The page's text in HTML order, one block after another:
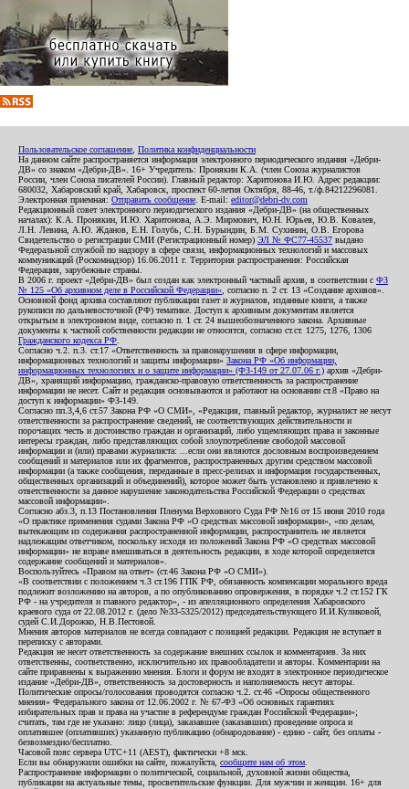
Пользовательское соглашение Политика конфиденциальности
На данном сайте распространяется информация электронного периодического издания «Дебри-
ДВ» со знаком «Дебри-ДВ». 16+ Учредитель: Пронякин К.А. (член Союза журналистов
России, член Союза писателей России). Главный редактор: Харитонова И.Ю. Адрес редакции:
680032, Хабаровский край, Хабаровск, проспект 60-летия Октября, 88-46, т./ф.84212296081.
Электронная приемная: Отправить сообщение . E-mail: editor@debri-dv.com
Редакционный совет электронного периодического издания «Дебри-ДВ» (на общественных
началах): К.А. Пронякин, И.Ю. Харитонова, А.Э. Мирмович, Ю.Н. Юрьев, Ю.В. Ковалев,
Л.Н. Левина, А.Ю. Жданов, Е.Н. Голубь, С.Н. Бурындин, Б.М. Сухинин, О.В. Егорова
Свидетельство о регистрации СМИ (Регистрационный номер) ЭЛ № ФС77-45537 выдано
Федеральной службой по надзору в сфере связи, информационных технологий и массовых
коммуникаций (Роскомнадзор) 16.06.2011 г. Территория распространения: Российская
Федерация, зарубежные страны.
В 2006 г. проект «Дебри-ДВ» был создан как электронный частный архив, в соответствии с ФЗ
№ 125 «Об архивном деле в Российской Федерации» , согласно п. 2 ст. 13 «Создание архивов».
Основной фонд архива составляют публикации газет и журналов, изданные книги, а также
рукописи по дальневосточной (РФ) тематике. Доступ к архивным документам является
открытым в электронном виде, согласно п. 1 ст. 24 вышеобозначенного закона. Архивные
документы к частной собственности редакции не относятся, согласно ст.ст. 1275, 1276, 1306
Гражданского кодекса РФ
Согласно ч.2. п.3. ст.17 «Ответственность за правонарушения в сфере информации,
информационных технологий и защиты информации» Закона РФ «Об информации,
информационных технологиях и о защите информации» (ФЗ-149 от 27.07.06 г.) архив «Дебри-
ДВ», хранящий информацию, гражданско-правовую ответственность за распространение
информации не несет. Сайт и редакция основываются и работают на основании ст.8 «Право на
доступ к информации» ФЗ-149.
Согласно пп.3,4,6 ст.57 Закона РФ «О СМИ», «Редакция, главный редактор, журналист не несут
ответственности за распространение сведений, не соответствующих действительности и
порочащих честь и достоинство граждан и организаций, либо ущемляющих права и законные
интересы граждан, либо представляющих собой злоупотребление свободой массовой
информации и (или) правами журналиста: ...если они являются дословным воспроизведением
сообщений и материалов или их фрагментов, распространенных другим средством массовой
информации (а также сообщения, переданные в пресс-релизах и информация государственных,
общественных организаций и объединений), которое может быть установлено и привлечено к
ответственности за данное нарушение законодательства Российской Федерации о средствах
массовой информации».
Согласно абз.3, п.13 Постановления Пленума Верховного Суда РФ №16 от 15 июня 2010 года
«О практике применения судами Закона РФ «О средствах массовой информации», «по делам,
вытекающим из содержания распространенной информации, распространитель не является
надлежащим ответчиком, поскольку исходя из положений Закона РФ «О средствах массовой
информации» не вправе вмешиваться в деятельность редакции, в ходе которой определяется
содержание сообщений и материалов».
Воспользуйтесь «Правом на ответ» (ст.46 Закона РФ «О СМИ»).
«В соответствии с положением ч.3 ст.196 ГПК РФ, обязанность компенсации морального вреда
подлежит возложению на авторов, а по опубликованию опровержения, в порядке ч.2 ст.152 ГК
РФ - на учредителя и главного редактор», - из апелляционного определения Хабаровского
краевого суда от 22.08.2012 г. (дело №33-5325/2012) председательствующего И.И.Куликовой,
судей С.И.Дорожко, Н.В.Пестовой.
Мнения авторов материалов не всегда совпадают с позицией редакции. Редакция не вступает в
переписку с авторами.
Редакция не несет ответственность за содержание внешних ссылок и комментариев. За них
ответственны, соответственно, исключительно их правообладатели и авторы. Комментарии на
сайте приравнены к выражению мнения. Блоги и форум не входят в электронное периодическое
издание «Дебри-ДВ», ответственность за достоверность и наполняемость несут авторы.
Политические опросы/голосования проводятся согласно ч.2. ст.46 «Опросы общественного
мнения» Федерального закона от 12.06.2002 г. № 67-ФЗ «Об основных гарантиях
избирательных прав и права на участие в референдуме граждан Российской Федерации»;
считать, там где не указано: лицо (лица), заказавшее (заказавших) проведение опроса и
оплатившее (оплативших) указанную публикацию (обнародование) - едино - сайт, без оплаты -
безвозмездно/бесплатно.
Часовой пояс сервера UTC+11 (AEST), фактически +8 мск.
Если вы обнаружили ошибки на сайте, пожалуйста, сообщите нам об этом
Распространение информации о политической, социальной, духовной жизни общества,
публикации на актуальные темы, просветительские функции. Для мужчин и женщин. 16+ для